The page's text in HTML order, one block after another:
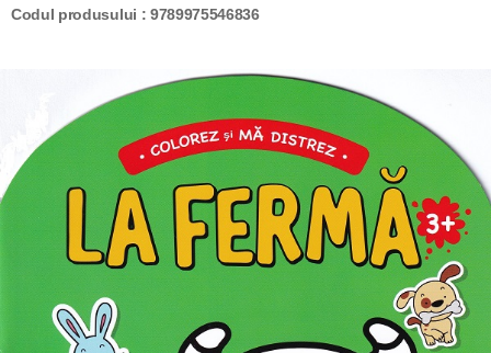
Codul produsului : 9789975546836